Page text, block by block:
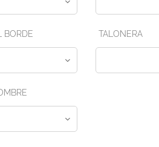
BORDE TALONERA